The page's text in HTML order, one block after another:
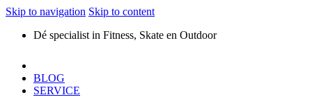
Skip to navigation Skip to content
Dé specialist in Fitness, Skate en Outdoor
BLOG
SERVICE